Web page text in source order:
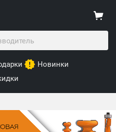
Новинки
Технологии